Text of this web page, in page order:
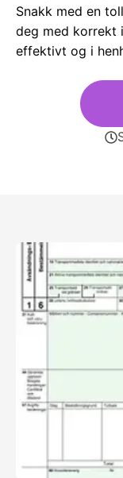
Snakk med en
deg med korrekt
effektivt og i